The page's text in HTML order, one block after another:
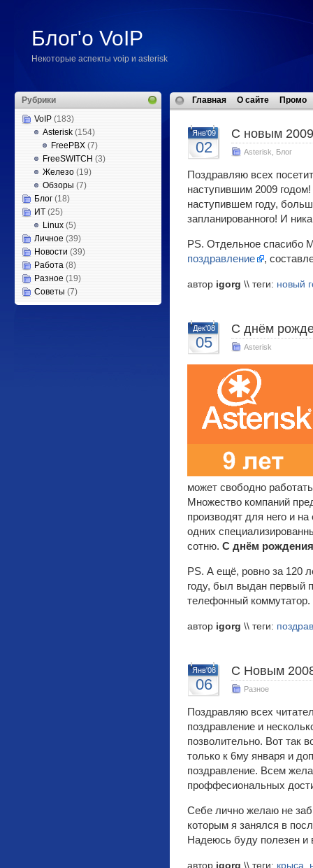
Блог'о VoIP
Некоторые аспекты voip и asterisk
Рубрики
VoIP (183)
Asterisk (154)
FreePBX (7)
FreeSWITCH (3)
Железо (19)
Обзоры (7)
Блог (18)
ИТ (25)
Linux (5)
Личное (39)
Новости (39)
Работа (8)
Разное (19)
Советы (7)
Главная О сайте Промо
Янв'09
02
C новым
Asterisk Блог
Поздравляю всех
наступившим 2009
наступившем году,
запланированного! И
PS. Отдельное спасибо
поздравление
,
автор igorg \\ теги: новый
Дек'08
05
С днём
Asterisk
может свободно
Множество компаний
производят для него и
одних
сотню. С днём
PS. А ещё, ровно за 120
году, был выдан первый
телефонный
автор igorg \\ теги:
Янв'08
06
С Новым
Разное
Поздравляю всех
поздравление и
позволительно. Вот так
только к 6му января и
поздравление. Всем
проффесиональных
Себе лично желаю не
которым я занялся в
Надеюсь буду полезен и
автор igorg \\ теги: крыса,